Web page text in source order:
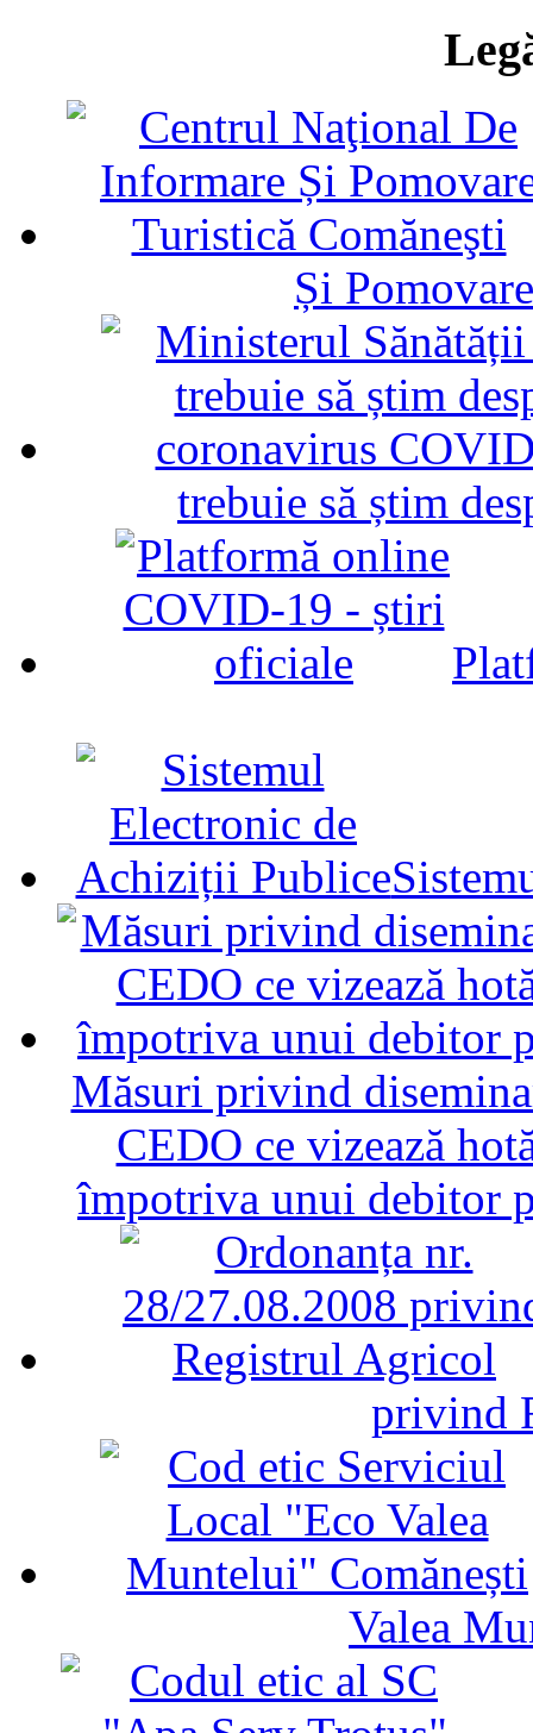
Și
trebuie să știm
Măsuri privind
CEDO ce vizează
împotriva unui debitor
privind
Valea